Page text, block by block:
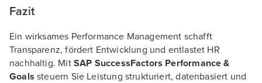
Fazit
Ein wirksames Performance Management schafft
Transparenz, fördert Entwicklung und entlastet HR
nachhaltig. Mit SAP SuccessFactors Performance &
Goals steuern Sie Leistung strukturiert, datenbasiert und